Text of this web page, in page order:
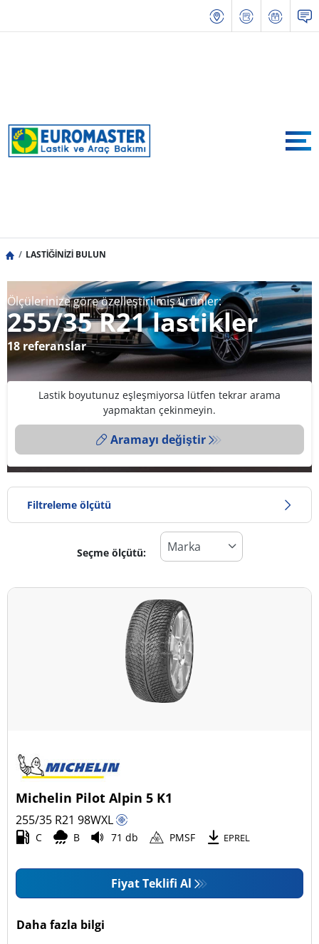
LASTİĞİNİZİ BULUN
Ölçülerinize göre özelleştirilmiş ürünler:
255/35 R21 lastikler
18 referanslar
Lastik boyutunuz eşleşmiyorsa lütfen tekrar arama
yapmaktan çekinmeyin.
Aramayı değiştir
Filtreleme ölçütü
Lastik türü
Tüm lastik türleri (18)
Dört mevsim (0)
Binek (18)
Karavan (0)
Seçme ölçütü:
Michelin Pilot Alpin 5 K1
255/35 R2198WXL
C B 71 db PMSF EPREL
Fiyat Teklifi Al
Daha fazla bilgi